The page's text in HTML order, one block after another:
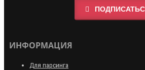
ИНФОРМАЦИЯ
Для парсинга